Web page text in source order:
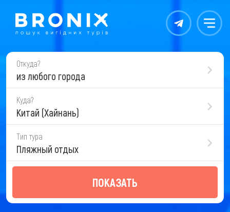
Контакты Меню
Откуда?
из любого города
Куда?
Китай (Хайнань)
Тип тура
Пляжный отдых
ПОКАЗАТЬ